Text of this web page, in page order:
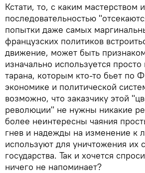
Кстати, то, с каким мастерством и
последовательностью
попытки даже самых
французских политиков
движение, может быть
изначально используется просто
тарана, которым кто-то бьет по
экономике и политической
возможно, что заказчику этой
революции" не нужны никакие
более неинтересны чаяния
гнев и надежды на изменение к
используют для уничтожения их
государства. Так и хочется
ничего не напоминает?